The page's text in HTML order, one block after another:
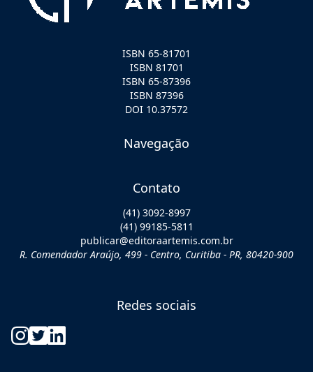
ISBN 65-81701
ISBN 81701
ISBN 65-87396
ISBN 87396
DOI 10.37572
Navegação
Contato
(41) 3092-8997
(41) 99185-5811
publicar@editoraartemis.com.br
R. Comendador Araújo, 499 - Centro, Curitiba - PR, 80420-900
Redes sociais